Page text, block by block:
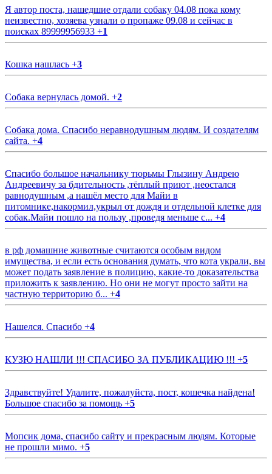
Я автор поста, нашедшие отдали собаку 04.08 пока кому
неизвестно, хозяева узнали о пропаже 09.08 и сейчас в
поисках 89999956933 +1
Кошка нашлась +3
Собака вернулась домой. +2
Собака дома. Спасибо неравнодушным людям. И создателям
сайта. +4
Спасибо большое начальнику тюрьмы Глызину Андрею
Андреевичу за бдительность ,тёплый приют ,неостался
равнодушным ,а нашёл место для Майи в
питомнике,накормил,укрыл от дождя и отдельной клетке для
собак.Майи пошло на пользу ,проведя меньше с... +4
в рф домашние животные считаются особым видом
имущества, и если есть основания думать, что кота украли, вы
может подать заявление в полицию, какие-то доказательства
приложить к заявлению. Но они не могут просто зайти на
частную территорию б... +4
Нашелся. Спасибо +4
КУЗЮ НАШЛИ !!! СПАСИБО ЗА ПУБЛИКАЦИЮ !!! +5
Здравствуйте! Удалите, пожалуйста, пост, кошечка найдена!
Большое спасибо за помощь +5
Мопсик дома, спасибо сайту и прекрасным людям. Которые
не прошли мимо. +5